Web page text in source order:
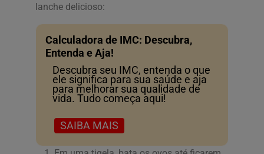
lanche delicioso:
Calculadora de IMC: Descubra,
Entenda e Aja!
Descubra seu IMC, entenda o que
ele significa para sua saúde e aja
para melhorar sua qualidade de
vida. Tudo começa aqui!
SAIBA MAIS